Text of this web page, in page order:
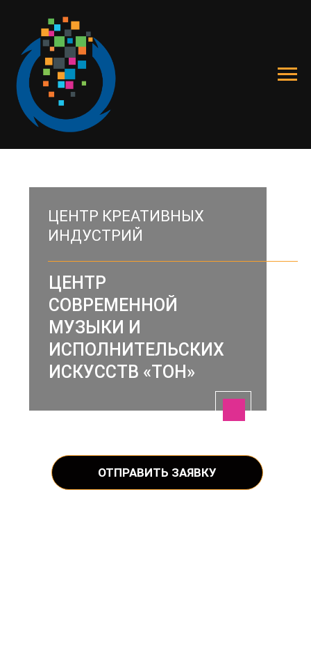
ОТПРАВИТЬ ЗАЯВКУ
ЦЕНТР
СОВРЕМЕННОЙ
МУЗЫКИ И
ИСПОЛНИТЕЛЬСКИХ
ИСКУССТВ «ТОН»
ЦЕНТР КРЕАТИВНЫХ
ИНДУСТРИЙ